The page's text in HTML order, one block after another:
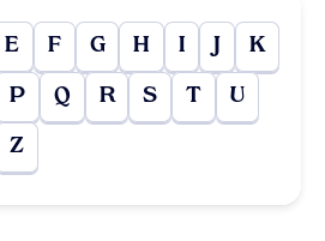
E F G H I J K
P Q R S T U
Z